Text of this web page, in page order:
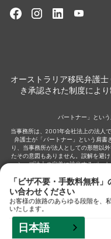
オーストラリア移民弁護
き承認された制度によ
パートナー」とい
当事務所は、2001年会社法上の法人
弁護士が「パートナー」という肩書
り、当事務所が法人としての形態以
たその意図もありません。誤解を避
ーシップ法上の定義に該当するパー
「ビザ不要・手数料無料
い合わせください
お客様の旅路のあらゆる段階を、
いたします。
ビ
日本語